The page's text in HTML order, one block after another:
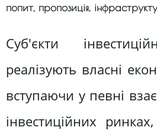
попит, пропозиція,
Суб'єкти
реалізують власні
вступаючи у певні
інвестиційних